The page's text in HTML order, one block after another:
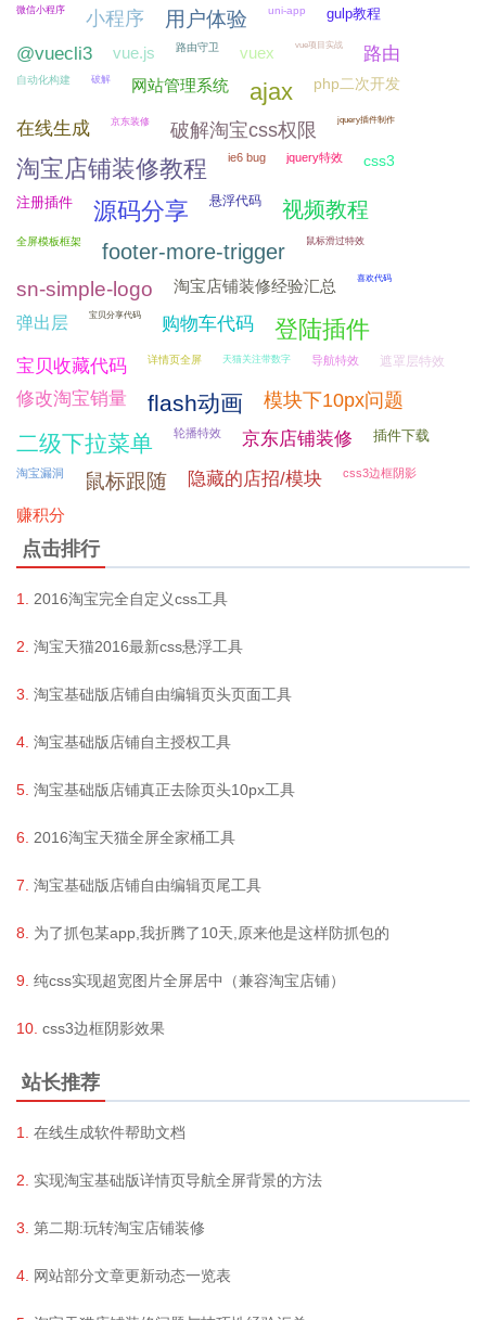
微信小程序 小程序 用户体验 uni-app gulp教程
@vuecli3 vue.js 路由守卫 vuex vue项目实战 路由
自动化构建 破解 网站管理系统 ajax php二次开发
在线生成 京东装修 破解淘宝css权限 jquery插件制作
淘宝店铺装修教程 ie6 bug jquery特效 css3
注册插件 源码分享 悬浮代码 视频教程
全屏模板框架 footer-more-trigger 鼠标滑过特效
sn-simple-logo 淘宝店铺装修经验汇总 喜欢代码
弹出层 宝贝分享代码 购物车代码 登陆插件
宝贝收藏代码 详情页全屏 天猫关注带数字 导航特效 遮罩层特效
修改淘宝销量 flash动画 模块下10px问题
二级下拉菜单 轮播特效 京东店铺装修 插件下载
淘宝漏洞 鼠标跟随 隐藏的店招/模块 css3边框阴影
赚积分
点击排行
2016淘宝完全自定义css工具
淘宝天猫2016最新css悬浮工具
淘宝基础版店铺自由编辑页头页面工具
淘宝基础版店铺自主授权工具
淘宝基础版店铺真正去除页头10px工具
2016淘宝天猫全屏全家桶工具
淘宝基础版店铺自由编辑页尾工具
为了抓包某app,我折腾了10天,原来他是这样防抓包的
纯css实现超宽图片全屏居中（兼容淘宝店铺）
css3边框阴影效果
站长推荐
在线生成软件帮助文档
实现淘宝基础版详情页导航全屏背景的方法
第二期:玩转淘宝店铺装修
网站部分文章更新动态一览表